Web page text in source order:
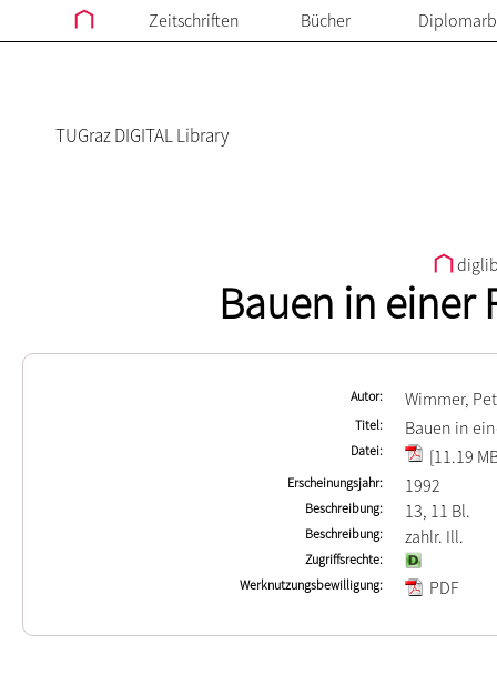
Zeitschriften Bücher
TUGraz DIGITAL Library
Bauen in einer
Autor Wimmer,
Titel Bauen in
Datei [11.19
Erscheinungsjahr 1992
Beschreibung 13, 11 Bl.
Beschreibung zahlr. Ill.
Zugriffsrechte
Werknutzungsbewilligung
PDF